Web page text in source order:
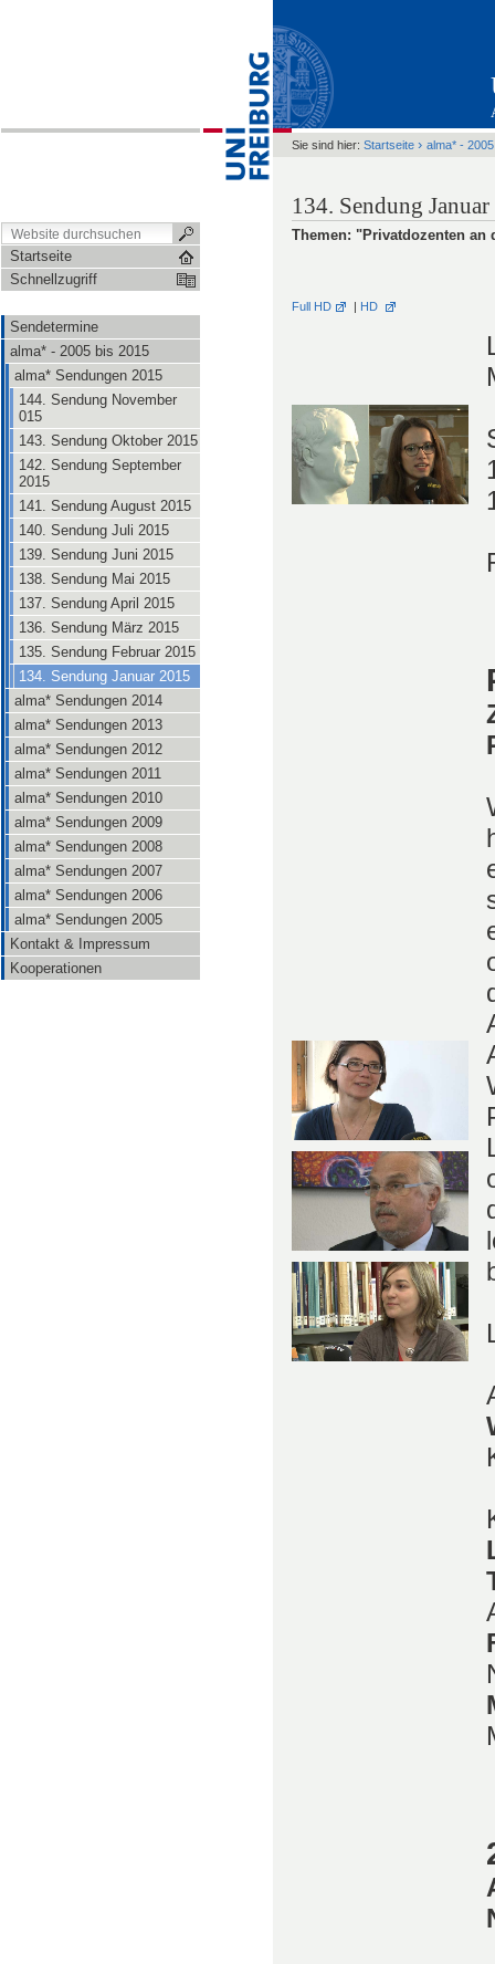
Startseite
Schnellzugriff
Sendetermine
alma* - 2005 bis 2015
alma* Sendungen 2015
144. Sendung November
015
143. Sendung Oktober 2015
142. Sendung September
2015
141. Sendung August 2015
140. Sendung Juli 2015
139. Sendung Juni 2015
138. Sendung Mai 2015
137. Sendung April 2015
136. Sendung März 2015
135. Sendung Februar 2015
134. Sendung Januar 2015
alma* Sendungen 2014
alma* Sendungen 2013
alma* Sendungen 2012
alma* Sendungen 2011
alma* Sendungen 2010
alma* Sendungen 2009
alma* Sendungen 2008
alma* Sendungen 2007
alma* Sendungen 2006
alma* Sendungen 2005
Kontakt & Impressum
Kooperationen
Sie sind hier: Startseite › alma* -
134. Sendung
Themen: "Privatdozenten an
Full HD | HD